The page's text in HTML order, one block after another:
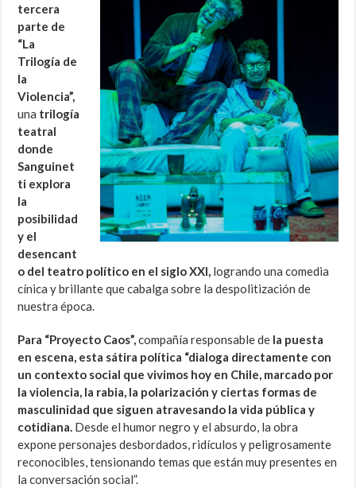
tercera
parte de
“La
Trilogía de
la
Violencia”,
una trilogía
teatral
donde
Sanguinet
ti explora
la
posibilidad
y el
desencant
o del teatro político en el siglo XXI, logrando una comedia
cínica y brillante que cabalga sobre la despolitización de
nuestra época.
Para “Proyecto Caos”,compañía responsable de la puesta
en escena, esta sátira política “dialoga directamente con
un contexto social que vivimos hoy en Chile, marcado por
la violencia, la rabia, la polarización y ciertas formas de
masculinidad que siguen atravesando la vida pública y
cotidiana. Desde el humor negro y el absurdo, la obra
expone personajes desbordados, ridículos y peligrosamente
reconocibles, tensionando temas que están muy presentes en
la conversación social”.